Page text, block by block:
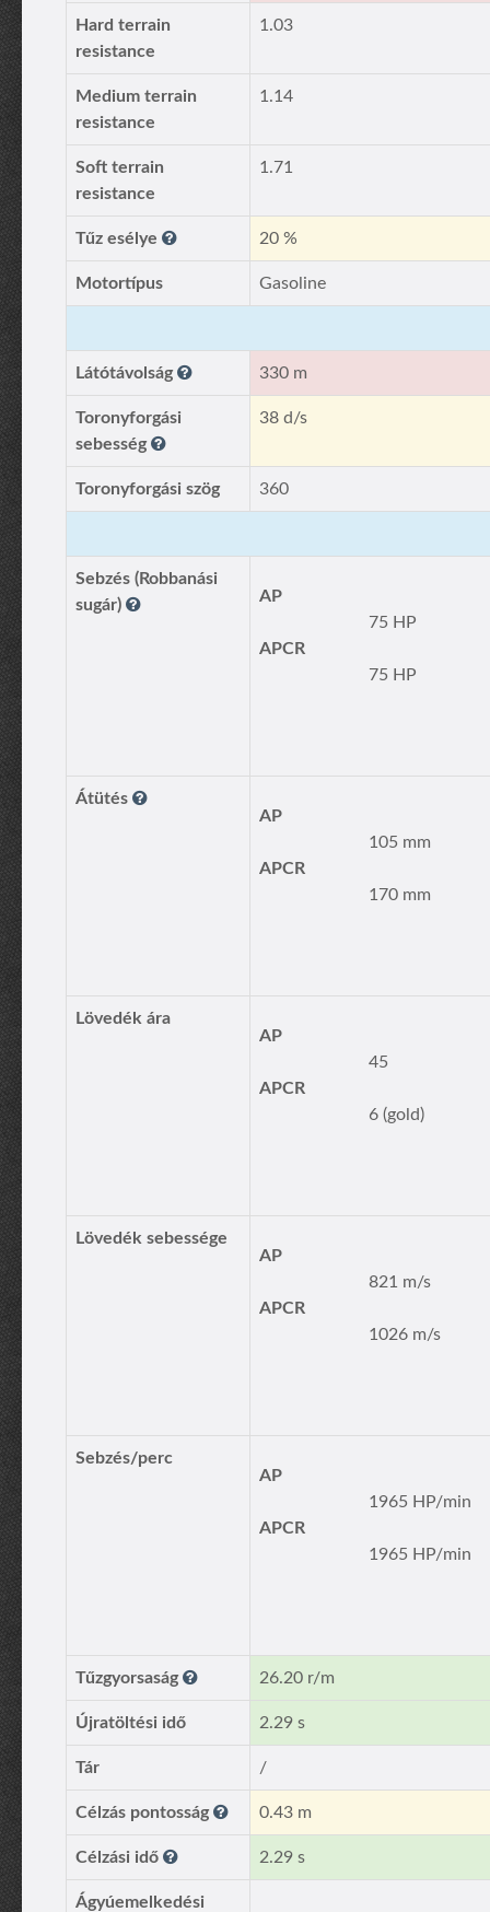
Hard terrain
resistance
1.03
Medium terrain
resistance
1.14
Soft terrain
resistance
1.71
Tűz esélye 20 %
Motortípus Gasoline
Látótávolság 330 m
Toronyforgási
sebesség
38 d/s
Toronyforgási szög 360
Sebzés (Robbanási
sugár)
AP
75 HP
APCR
75 HP
Átütés
AP
105 mm
APCR
170 mm
Lövedék ára
AP
45
APCR
6 (gold)
Lövedék sebessége
AP
821 m/s
APCR
1026 m/s
Sebzés/perc
AP
1965 HP/min
APCR
1965 HP/min
Tűzgyorsaság 26.20 r/m
Újratöltési idő 2.29 s
Tár /
Célzás pontosság 0.43 m
Célzási idő 2.29 s
Ágyúemelkedési